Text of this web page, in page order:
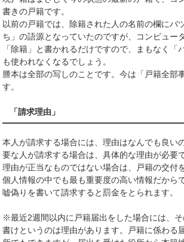
書きの戸籍です。
以前の戸籍では、除籍された人の名前の欄にバ
ち」の語源となっていたのですが、コンピュー
「除籍」と書かれるだけですので、まもなく「
も使われなくなるでしょう。
謄本は全部の写しのことです。今は「戸籍全部
す。
「請求理由」
本人が請求する場合には、理由はなんでも良い
要な人が請求する場合は、具体的な理由が必要
理由が正当なものではない場合は、戸籍の交付
個人情報の中でも最も重要度の高い情報だから
嘘偽りを書いて請求すると罰金をとられます。
※最近2週間以内に戸籍届出をした場合には、
書けというのは理由があります。戸籍に係わる